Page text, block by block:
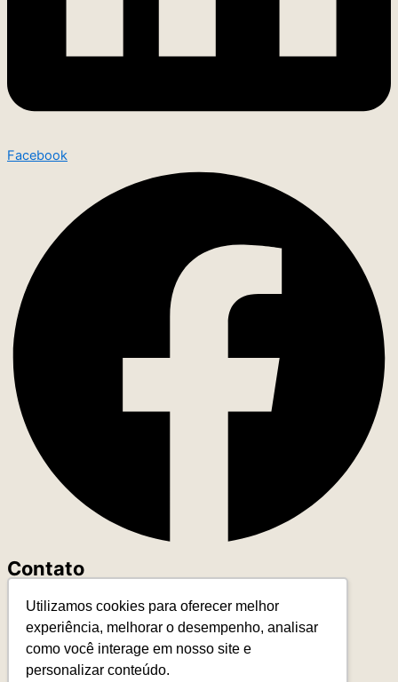
Utilizamos cookies para oferecer melhor
experiência, melhorar o desempenho, analisar
como você interage em nosso site e
personalizar conteúdo.
Facebook
Contato
+55 (11) 93327-4818
contato@leadereduca.com.br
Rua Paes Leme, 215 – Ed. Thera Faria Lima